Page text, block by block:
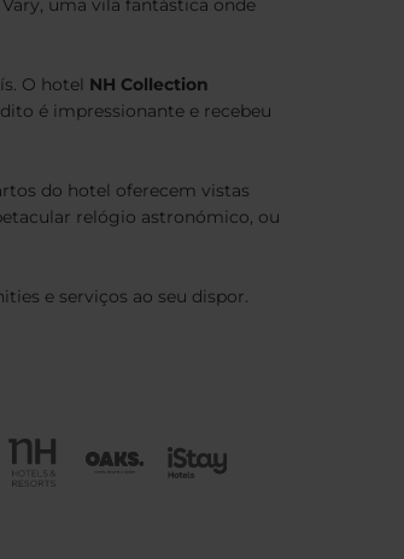
uma vila fantástica onde
O hotel NH Collection
é impressionante e recebeu
do hotel oferecem vistas
relógio astronómico, ou
e serviços ao seu dispor.